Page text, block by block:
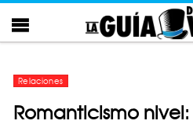
Relaciones
Romanticismo